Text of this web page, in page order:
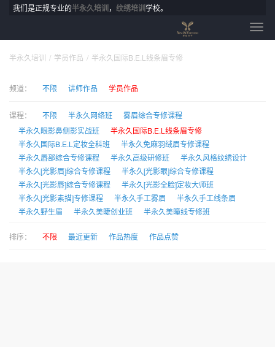
我们是正规专业的半永久培训， 纹绣培训学校。
半永久培训 学员作品 半永久国际B.E.L线条眉专修
频道： 不限 讲师作品 学员作品
课程： 不限 半永久网络班
雾眉综合专修课程
半永久眼影鼻侧影实战班
半永久国际B.E.L线条眉专修
半永久国际B.E.L定妆全科班
半永久免麻羽绒眉专修课程
半永久唇部综合专修课程
半永久高级研修班
半永久风格纹绣设计
半永久[光影眉]综合专修课程
半永久[光影眼]综合专修课程
半永久[光影唇]综合专修课程
半永久[光影全脸]定妆大师班
半永久[光影素描]专修课程
半永久手工雾眉
半永久手工线条眉
半永久野生眉
半永久美睫创业班 半永久美瞳线专修班
排序： 不限 最近更新 作品热度 作品点赞